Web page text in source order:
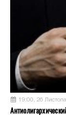
19:00, 26